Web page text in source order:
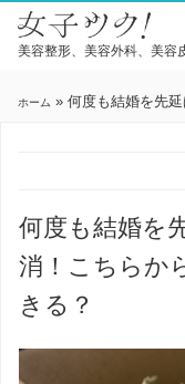
美容整形、美容外科、美容
ホーム » 何度も結婚を先
何度も結婚を
消！こちらか
きる？